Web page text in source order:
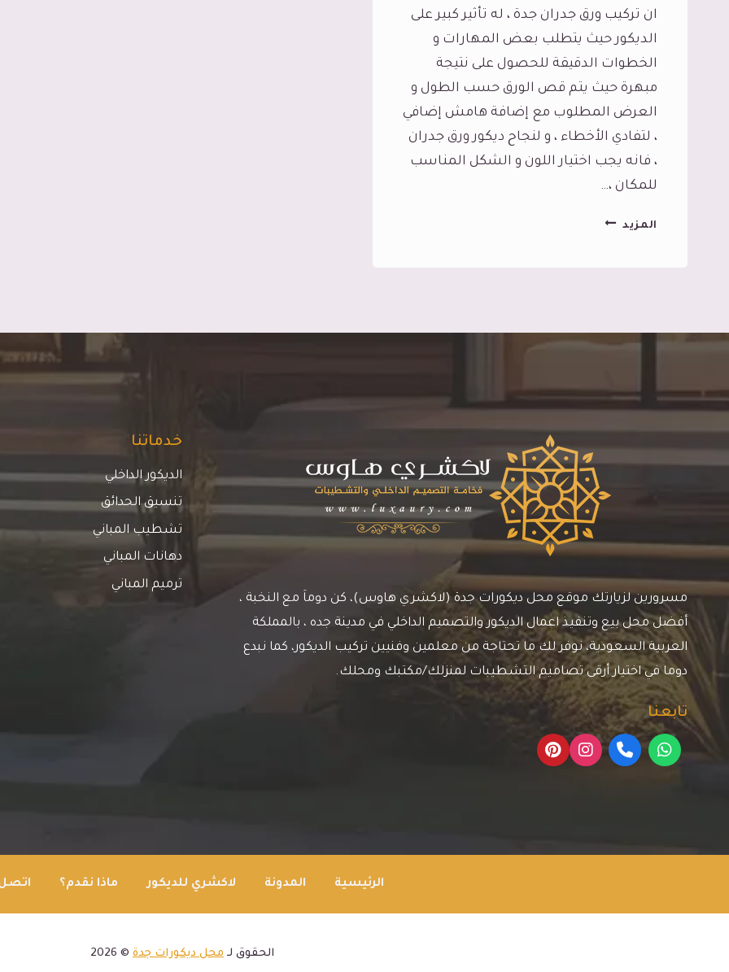
ان تركيب ورق جدران جدة ، له تأثير كبير على
الديكور حيث يتطلب بعض المهارات و
الخطوات الدقيقة للحصول على نتيجة
مبهرة حيث يتم قص الورق حسب الطول و
العرض المطلوب مع إضافة هامش إضافي
، لتفادي الأخطاء ، و لنجاح ديكور ورق جدران
، فانه يجب اختيار اللون و الشكل المناسب
للمكان ،…
المزيدتركيب
0545113102
ورق
مسرورين لزيارتك موقع محل ديكورات جدة (لاكشري هاوس)، كن دوماَ مع النخبة ،
أفضل محل بيع وتنفيذ اعمال الديكور والتصميم الداخلي في مدينة جده ، بالمملكة
العربية السعودية، نوفر لك ما تحتاجة من معلمين وفنيين تركيب الديكور، كما نبدع
دوما في اختيار أرقى تصاميم التشطيبات لمنزلك/مكتبك ومحلك.
تابعنا
خدماتنا
الديكور الداخلي
تنسيق الحدائق
تشطيب المباني
دهانات المباني
ترميم المباني
الرئيسية المدونة لاكشري للديكور ماذا نقدم؟ اتصل
الحقوق لـ محل ديكورات جدة © 2026